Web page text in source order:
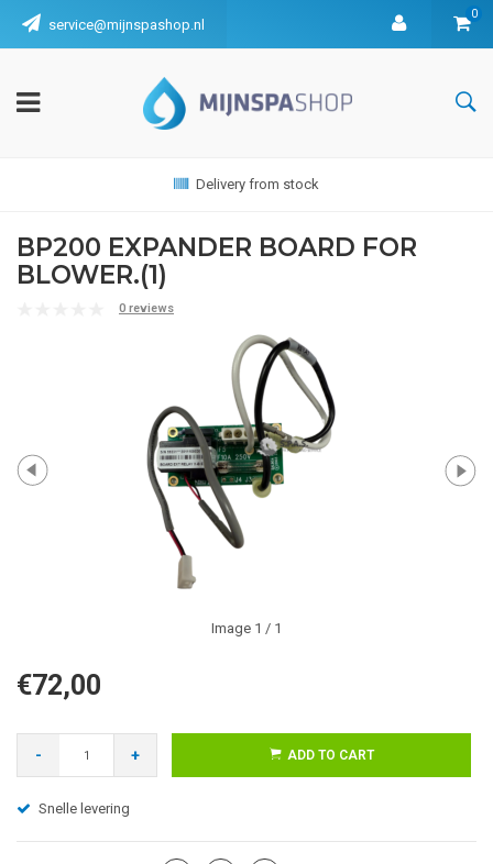
service@mijnspashop.nl
0
Delivery from stock
BP200 EXPANDER BOARD FOR
BLOWER.(1)
0 reviews
Image 1 / 1
€72,00
- + ADD TO CART
Snelle levering